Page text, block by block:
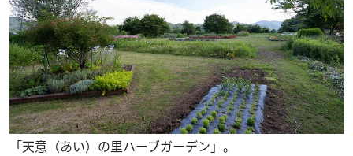
「天意（あい）の里ハーブガーデン」。